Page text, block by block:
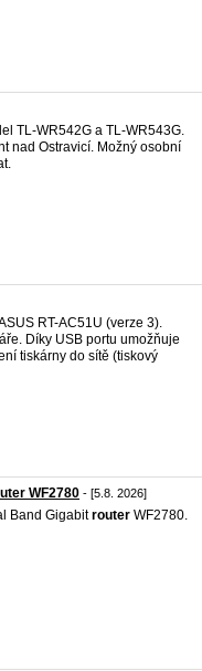
TL-WR542G a TL-WR543G.
nad Ostravicí. Možný osobní
RT-AC51U (verze 3).
Díky USB portu umožňuje
tiskárny do sítě (tiskový
WF2780 - [5.8. 2026]
Band Gigabitrouter WF2780.